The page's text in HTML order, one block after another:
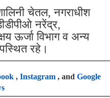
चेतल, नगराधीश
नरेंद्र,
ऊर्जा विभाग व अन्य
रहे।
, Instagram, and Google